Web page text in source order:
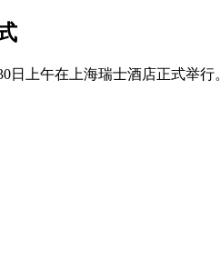
日上午在上海瑞士酒店正式举